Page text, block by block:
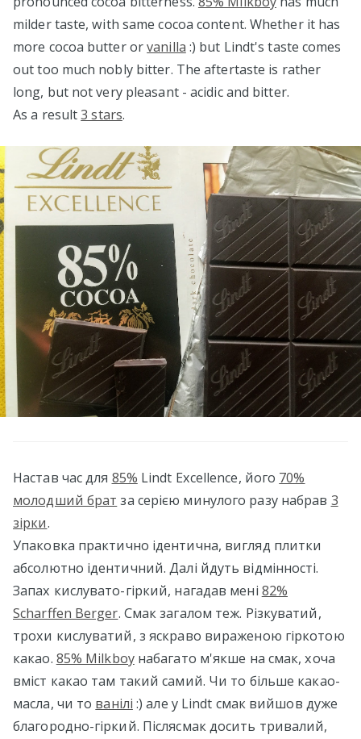
milder taste, with same cocoa content. Whether it has
more cocoa butter orvanilla :) but Lindt's taste comes
out too much nobly bitter. The aftertaste is rather
long, but not very pleasant - acidic and bitter.
As a result3 stars.
Настав час для 85% Lindt Excellence, його 70%
молодший брат за серією минулого разу набрав 3
зірки.
Упаковка практично ідентична, вигляд плитки
абсолютно ідентичний. Далі йдуть відмінності.
Запах кислувато-гіркий, нагадав мені 82%
Scharffen Berger. Смак загалом теж. Різкуватий,
трохи кислуватий, з яскраво вираженою гіркотою
какао. 85% Milkboyнабагато м'якше на смак, хоча
вміст какао там такий самий. Чи то більше какао-
масла, чи то ванілі :) але у Lindt смак вийшов дуже
благородно-гіркий. Післясмак досить тривалий,